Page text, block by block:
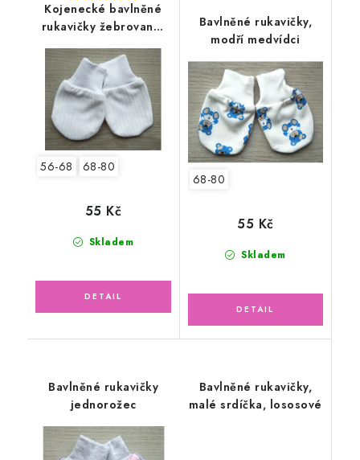
Kojenecké bavlněné
rukavičky žebrované,
bílé
56-68 68-80
Skladem
55 Kč
Bavlněné rukavičky,
modří medvídci
68-80
Skladem
55 Kč
Bavlněné rukavičky
jednorožec
Bavlněné rukavičky,
malé srdíčka, lososové